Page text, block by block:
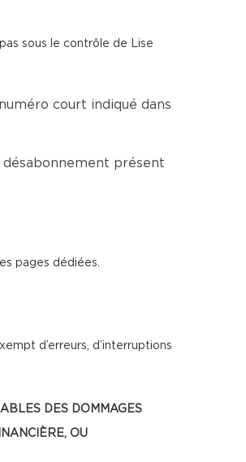
sous le contrôle de Lise
court indiqué dans
présent
pages dédiées.
d’erreurs, d’interruptions
DES DOMMAGES
OU